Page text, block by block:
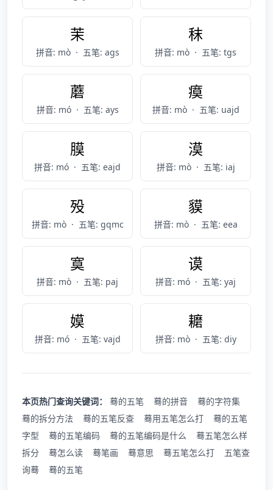
茉
拼音: mò · 五笔: ags
秣
拼音: mò · 五笔: tgs
蘑
拼音: mó · 五笔: ays
瘼
拼音: mò · 五笔: uajd
膜
拼音: mó · 五笔: eajd
漠
拼音: mò · 五笔: iaj
殁
拼音: mò · 五笔: gqmc
貘
拼音: mò · 五笔: eea
寞
拼音: mò · 五笔: paj
谟
拼音: mó · 五笔: yaj
嫫
拼音: mó · 五笔: vajd
耱
拼音: mò · 五笔: diy
本页热门查询关键词： 蓦的五笔 蓦的拼音
蓦的字符集
蓦的拆分方法
蓦的五笔反查 蓦用五笔怎么打
蓦的五笔
字型
蓦的五笔编码 蓦的五笔编码是什么
蓦五笔怎么样
拆分
蓦怎么读 蓦笔画 蓦意思 蓦五笔怎么打
五笔查
询蓦
蓦的五笔